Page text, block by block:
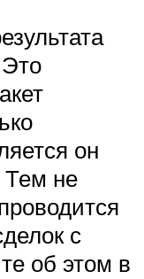
он
Тем не
с
об этом в